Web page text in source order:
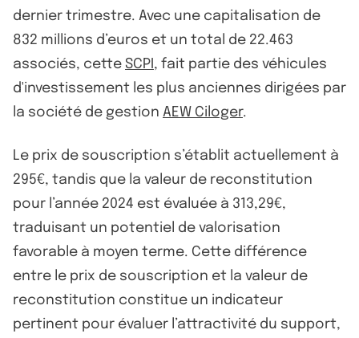
dernier trimestre. Avec une capitalisation de
832 millions d’euros et un total de 22.463
associés, cette SCPI , fait partie des véhicules
d'investissement les plus anciennes dirigées par
la société de gestion AEW Ciloger.
Le prix de souscription s’établit actuellement à
295€, tandis que la valeur de reconstitution
pour l’année 2024 est évaluée à 313,29€,
traduisant un potentiel de valorisation
favorable à moyen terme. Cette différence
entre le prix de souscription et la valeur de
reconstitution constitue un indicateur
pertinent pour évaluer l’attractivité du support,